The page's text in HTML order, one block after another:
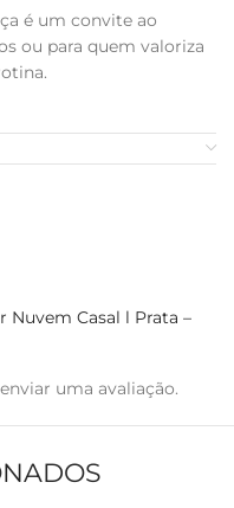
é um convite ao
ou para quem valoriza
Nuvem Casal l Prata –
uma avaliação.